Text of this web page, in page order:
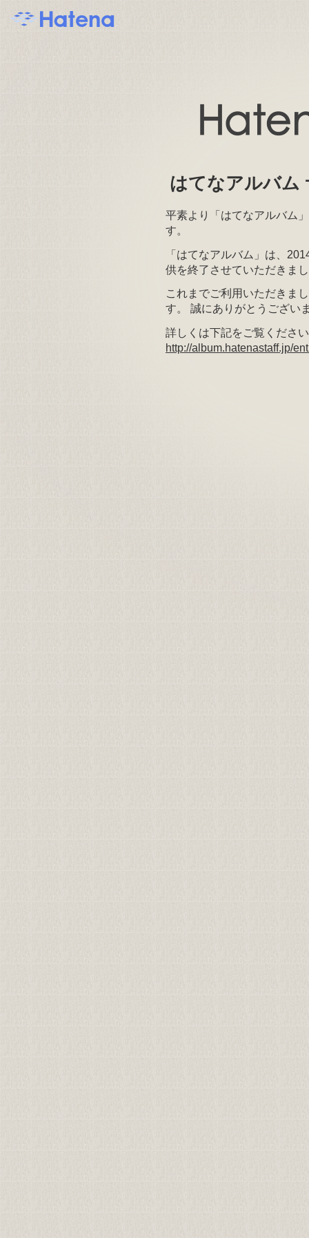
はてなアルバム
平素より「はてなアルバム
す。
「はてなアルバム」は、
供を終了させていただきま
これまでご利用いただきま
す。 誠にありがとうござい
詳しくは下記をご覧くださ
http://album.hatenastaff.jp/